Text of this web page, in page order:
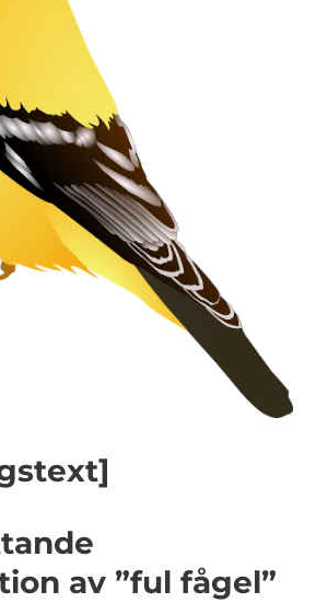
av ”ful fågel”